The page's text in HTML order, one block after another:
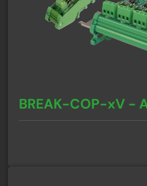
BREAK-COP-xV -